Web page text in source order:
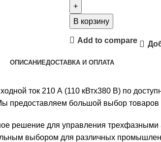
В корзину
Add to compare
ОПИСАНИЕДОСТАВКА И ОПЛАТА
ток 210 А (110 кВтx380 В) по
предоставляем большой выбор
решение для управления трехфазными
выбором для различных